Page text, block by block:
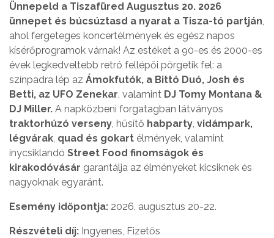
Ünnepeld a Tiszafüred Augusztus 20. 2026
ünnepet és búcsúztasd a nyarat a Tisza-tó partján,
ahol fergeteges koncertélmények és egész napos
kísérőprogramok várnak! Az estéket a 90-es és 2000-es
évek legkedveltebb retró fellépői pörgetik fel: a
színpadra lép az Ámokfutók, a Bittó Duó, Josh és
Betti, az UFO Zenekar, valamint DJ Tomy Montana &
DJ Miller. A napközbeni forgatagban látványos
traktorhúzó verseny, hűsítő habparty, vidámpark,
légvárak, quad és gokart élmények, valamint
ínycsiklandó Street Food finomságok és
kirakodóvásár garantálja az élményeket kicsiknek és
nagyoknak egyaránt.
Esemény időpontja: 2026. augusztus 20-22.
Részvételi díj: Ingyenes, Fizetős